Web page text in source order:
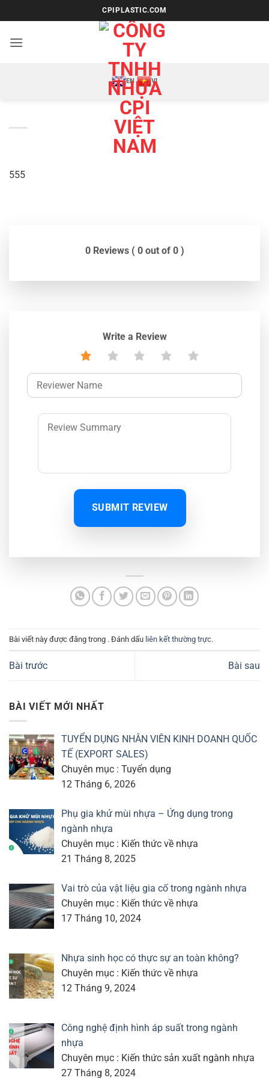
qua
nội
CPIPLASTIC.COM
EN VI
555
0 Reviews ( 0 out of 0 )
Write a Review
SUBMIT REVIEW
Bài viết này được đăng trong . Đánh dấu liên kết thường trực.
Bài trước Bài sau
BÀI VIẾT MỚI NHẤT
TUYỂN DỤNG NHÂN VIÊN KINH DOANH QUỐC
TẾ (EXPORT SALES)
Chuyên mục : Tuyển dụng
12 Tháng 6, 2026
Phụ gia khử mùi nhựa – Ứng dụng trong
ngành nhựa
Chuyên mục : Kiến thức về nhựa
21 Tháng 8, 2025
Vai trò của vật liệu gia cố trong ngành nhựa
Chuyên mục : Kiến thức về nhựa
17 Tháng 10, 2024
Nhựa sinh học có thực sự an toàn không?
Chuyên mục : Kiến thức về nhựa
12 Tháng 9, 2024
Công nghệ định hình áp suất trong ngành
nhựa
Chuyên mục : Kiến thức sản xuất ngành nhựa
27 Tháng 8, 2024